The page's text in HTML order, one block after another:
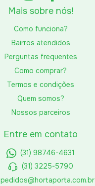
Mais sobre nós!
Como funciona?
Bairros atendidos
Perguntas frequentes
Como comprar?
Termos e condições
Quem somos?
Nossos parceiros
Entre em contato
(31) 98746-4631
(31) 3225-5790
pedidos@hortaporta.com.br